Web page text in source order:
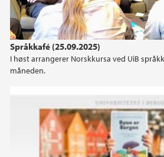
Språkkafé (25.09.2025)
I høst arrangerer Norskkursa ved UiB
måneden.
Webinar: Byen er Bergen